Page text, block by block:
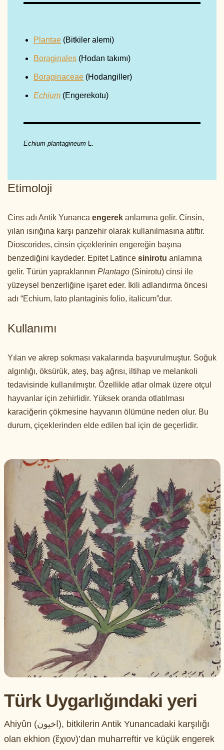
Plantae (Bitkiler alemi)
Boraginales (Hodan takımı)
Boraginaceae (Hodangiller)
Echium (Engerekotu)
Echium plantagineum L.
Etimoloji
Cins adı Antik Yunanca engerek anlamına gelir. Cinsin,
yılan ısırığına karşı panzehir olarak kullanılmasına atıftır.
Dioscorides, cinsin çiçeklerinin engereğin başına
benzediğini kaydeder. Epitet Latince sinirotu anlamına
gelir. Türün yapraklarının Plantago (Sinirotu) cinsi ile
yüzeysel benzerliğine işaret eder. İkili adlandırma öncesi
adı “Echium, lato plantaginis folio, italicum”dur.
Kullanımı
Yılan ve akrep sokması vakalarında başvurulmuştur. Soğuk
algınlığı, öksürük, ateş, baş ağrısı, iltihap ve melankoli
tedavisinde kullanılmıştır. Özellikle atlar olmak üzere otçul
hayvanlar için zehirlidir. Yüksek oranda otlatılması
karaciğerin çökmesine hayvanın ölümüne neden olur. Bu
durum, çiçeklerinden elde edilen bal için de geçerlidir.
Türk Uygarlığındaki yeri
Ahiyûn (اخيون), bitkilerin Antik Yunancadaki karşılığı
olan ekhion (ἔχιον)’dan muharreftir ve küçük engerek